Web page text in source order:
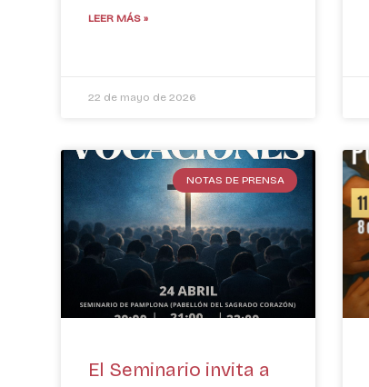
LEER MÁS »
22 de mayo de 2026
NOTAS DE PRENSA
El Seminario invita a